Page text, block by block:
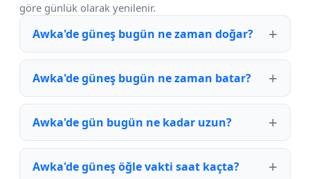
göre günlük olarak yenilenir.
Awka'de güneş bugün ne zaman doğar?
Awka'de güneş bugün ne zaman batar?
Awka'de gün bugün ne kadar uzun?
Awka'de güneş öğle vakti saat kaçta?